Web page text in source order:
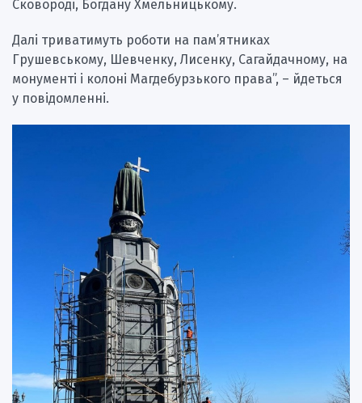
Сковороді, Богдану Хмельницькому.
Далі триватимуть роботи на пам’ятниках
Грушевському, Шевченку, Лисенку, Сагайдачному, на
монументі і колоні Магдебурзького права”, – йдеться
у повідомленні.